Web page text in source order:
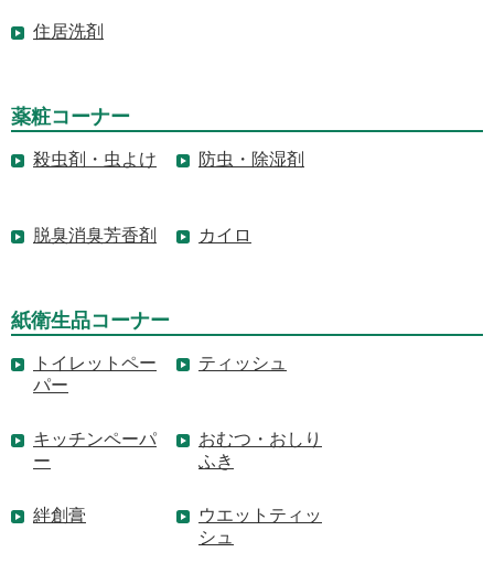
住居洗剤
薬粧コーナー
殺虫剤・虫よけ 防虫・除湿剤
脱臭消臭芳香剤 カイロ
紙衛生品コーナー
トイレットペー
パー
ティッシュ
キッチンペーパ
ー
おむつ・おしり
ふき
絆創膏
ウエットティッ
シュ